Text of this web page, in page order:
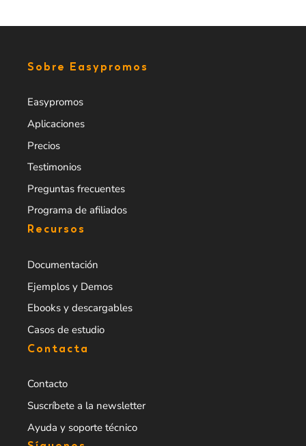
Sobre Easypromos
Easypromos
Aplicaciones
Precios
Testimonios
Preguntas frecuentes
Programa de afiliados
Recursos
Documentación
Ejemplos y Demos
Ebooks y descargables
Casos de estudio
Contacta
Contacto
Suscríbete a la newsletter
Ayuda y soporte técnico